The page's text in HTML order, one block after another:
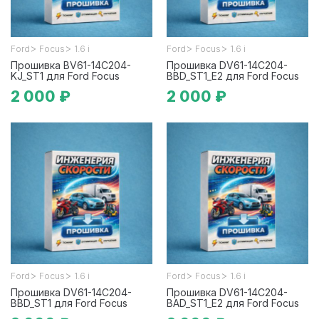
Ford > Focus > 1.6 i
Прошивка BV61-14C204-
KJ_ST1 для Ford Focus
2 000 ₽
Ford > Focus > 1.6 i
Прошивка DV61-14C204-
BBD_ST1_E2 для Ford Focus
2 000 ₽
Ford > Focus > 1.6 i
Прошивка DV61-14C204-
BBD_ST1 для Ford Focus
Ford > Focus > 1.6 i
Прошивка DV61-14C204-
BAD_ST1_E2 для Ford Focus